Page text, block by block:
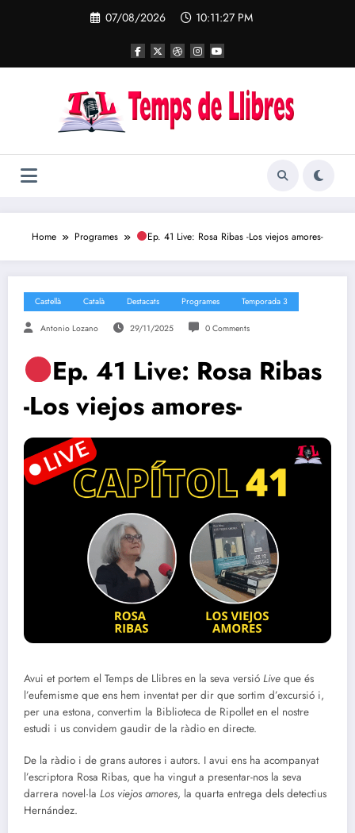
07/08/2026 10:11:28 PM
Home Programes Ep. 41 Live: Rosa Ribas -Los viejos amores-
Castellà Català Destacats Programes Temporada 3
Antonio Lozano 29/11/2025 0 Comments
Ep. 41 Live: Rosa Ribas
-Los viejos amores-
Avui et portem el Temps de Llibres en la seva versió Live que és
l’eufemisme que ens hem inventat per dir que sortim d’excursió i,
per una estona, convertim la Biblioteca de Ripollet en el nostre
estudi i us convidem gaudir de la ràdio en directe.
De la ràdio i de grans autores i autors. I avui ens ha acompanyat
l’escriptora Rosa Ribas, que ha vingut a presentar-nos la seva
darrera novel·la Los viejos amores, la quarta entrega dels detectius
Hernández.